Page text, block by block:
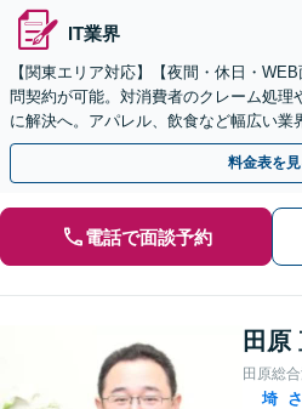
IT業界
【関東エリア対応】【夜間・休日・
問契約が可能。対消費者のクレーム処理
に解決へ。アパレル、飲食など幅広い業
の法的基盤を強固にサポートします。
料金表を
電話で面談予約
田原
田原総
埼